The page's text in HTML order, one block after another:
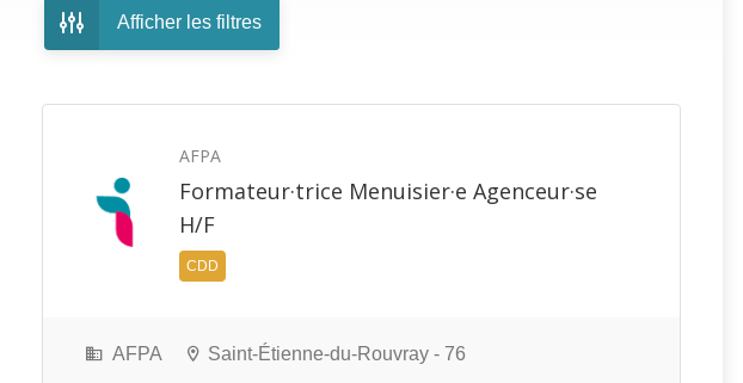
Afficher les filtres
AFPA
Formateur·trice Menuisier·e Agenceur·se
H/F
CDD
AFPA Saint-Étienne-du-Rouvray - 76